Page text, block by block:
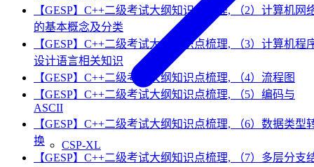
CSP-XL
【GESP】C++二级考试大纲知识点梳理, （2）计算机网
的基本概念及分类
【GESP】C++二级考试大纲知识点梳理, （3）计算机程
设计语言相关知识
【GESP】C++二级考试大纲知识点梳理, （4）流程图
【GESP】C++二级考试大纲知识点梳理, （5）编码与
ASCII
【GESP】C++二级考试大纲知识点梳理, （6）数据类型
换
【GESP】C++二级考试大纲知识点梳理, （7）多层分支